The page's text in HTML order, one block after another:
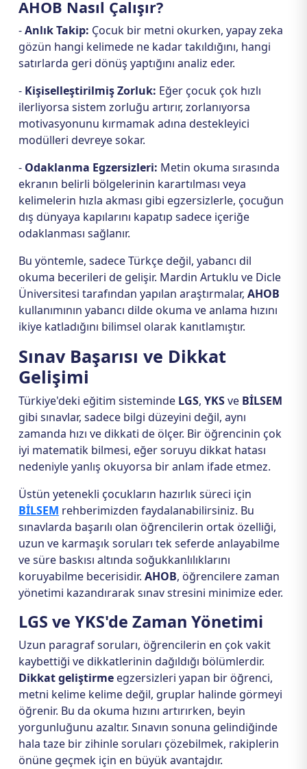
AHOB Nasıl Çalışır?
-Anlık Takip: Çocuk bir metni okurken, yapay zeka
gözün hangi kelimede ne kadar takıldığını, hangi
satırlarda geri dönüş yaptığını analiz eder.
- Kişiselleştirilmiş Zorluk: Eğer çocuk çok hızlı
ilerliyorsa sistem zorluğu artırır, zorlanıyorsa
motivasyonunu kırmamak adına destekleyici
modülleri devreye sokar.
- Odaklanma Egzersizleri: Metin okuma sırasında
ekranın belirli bölgelerinin karartılması veya
kelimelerin hızla akması gibi egzersizlerle, çocuğun
dış dünyaya kapılarını kapatıp sadece içeriğe
odaklanması sağlanır.
Bu yöntemle, sadece Türkçe değil, yabancı dil
okuma becerileri de gelişir. Mardin Artuklu ve Dicle
Üniversitesi tarafından yapılan araştırmalar, AHOB
kullanımının yabancı dilde okuma ve anlama hızını
ikiye katladığını bilimsel olarak kanıtlamıştır.
Sınav Başarısı ve Dikkat
Gelişimi
Türkiye'deki eğitim sisteminde LGS, YKSve BİLSEM
gibi sınavlar, sadece bilgi düzeyini değil, aynı
zamanda hızı ve dikkati de ölçer. Bir öğrencinin çok
iyi matematik bilmesi, eğer soruyu dikkat hatası
nedeniyle yanlış okuyorsa bir anlam ifade etmez.
Üstün yetenekli çocukların hazırlık süreci için
BİLSEM rehberimizden faydalanabilirsiniz. Bu
sınavlarda başarılı olan öğrencilerin ortak özelliği,
uzun ve karmaşık soruları tek seferde anlayabilme
ve süre baskısı altında soğukkanlılıklarını
koruyabilme becerisidir. AHOB, öğrencilere zaman
yönetimi kazandırarak sınav stresini minimize eder.
LGS ve YKS'de Zaman Yönetimi
Uzun paragraf soruları, öğrencilerin en çok vakit
kaybettiği ve dikkatlerinin dağıldığı bölümlerdir.
Dikkat geliştirme egzersizleri yapan bir öğrenci,
metni kelime kelime değil, gruplar halinde görmeyi
öğrenir. Bu da okuma hızını artırırken, beyin
yorgunluğunu azaltır. Sınavın sonuna gelindiğinde
hala taze bir zihinle soruları çözebilmek, rakiplerin
önüne geçmek için en büyük avantajdır.